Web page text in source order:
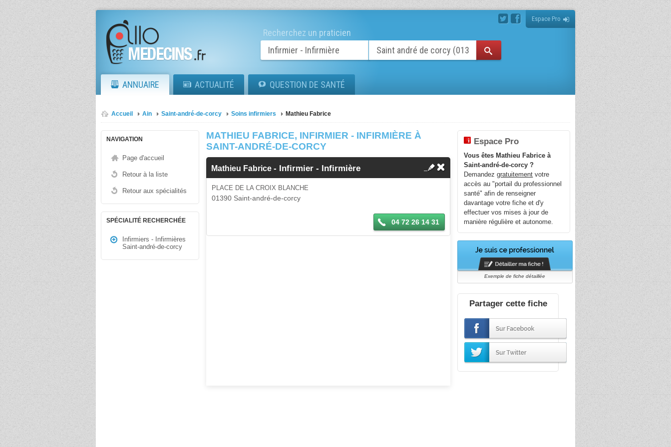
Espace Pro
Recherchez un praticien
ANNUAIRE ACTUALITÉ QUESTION DE SANTÉ
Accueil Ain Saint-andré-de-corcy Soins infirmiers Mathieu Fabrice
NAVIGATION
Page d'accueil
Retour à la liste
Retour aux spécialités
SPÉCIALITÉ RECHERCHÉE
Infirmiers - Infirmières
Saint-andré-de-corcy
MATHIEU FABRICE, INFIRMIER - INFIRMIÈRE À
SAINT-ANDRÉ-DE-CORCY
Mathieu Fabrice- Infirmier - Infirmière
PLACE DE LA CROIX BLANCHE
01390 Saint-andré-de-corcy
04 72 26 14 31
Espace Pro
Vous êtes Mathieu Fabrice à
Saint-andré-de-corcy ?
Demandezgratuitement votre
accès au "portail du professionnel
santé" afin de renseigner
davantage votre fiche et d'y
effectuer vos mises à jour de
manière régulière et autonome.
Exemple de fiche détaillée
Partager cette fiche